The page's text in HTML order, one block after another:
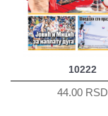
10222
44.00 RSD